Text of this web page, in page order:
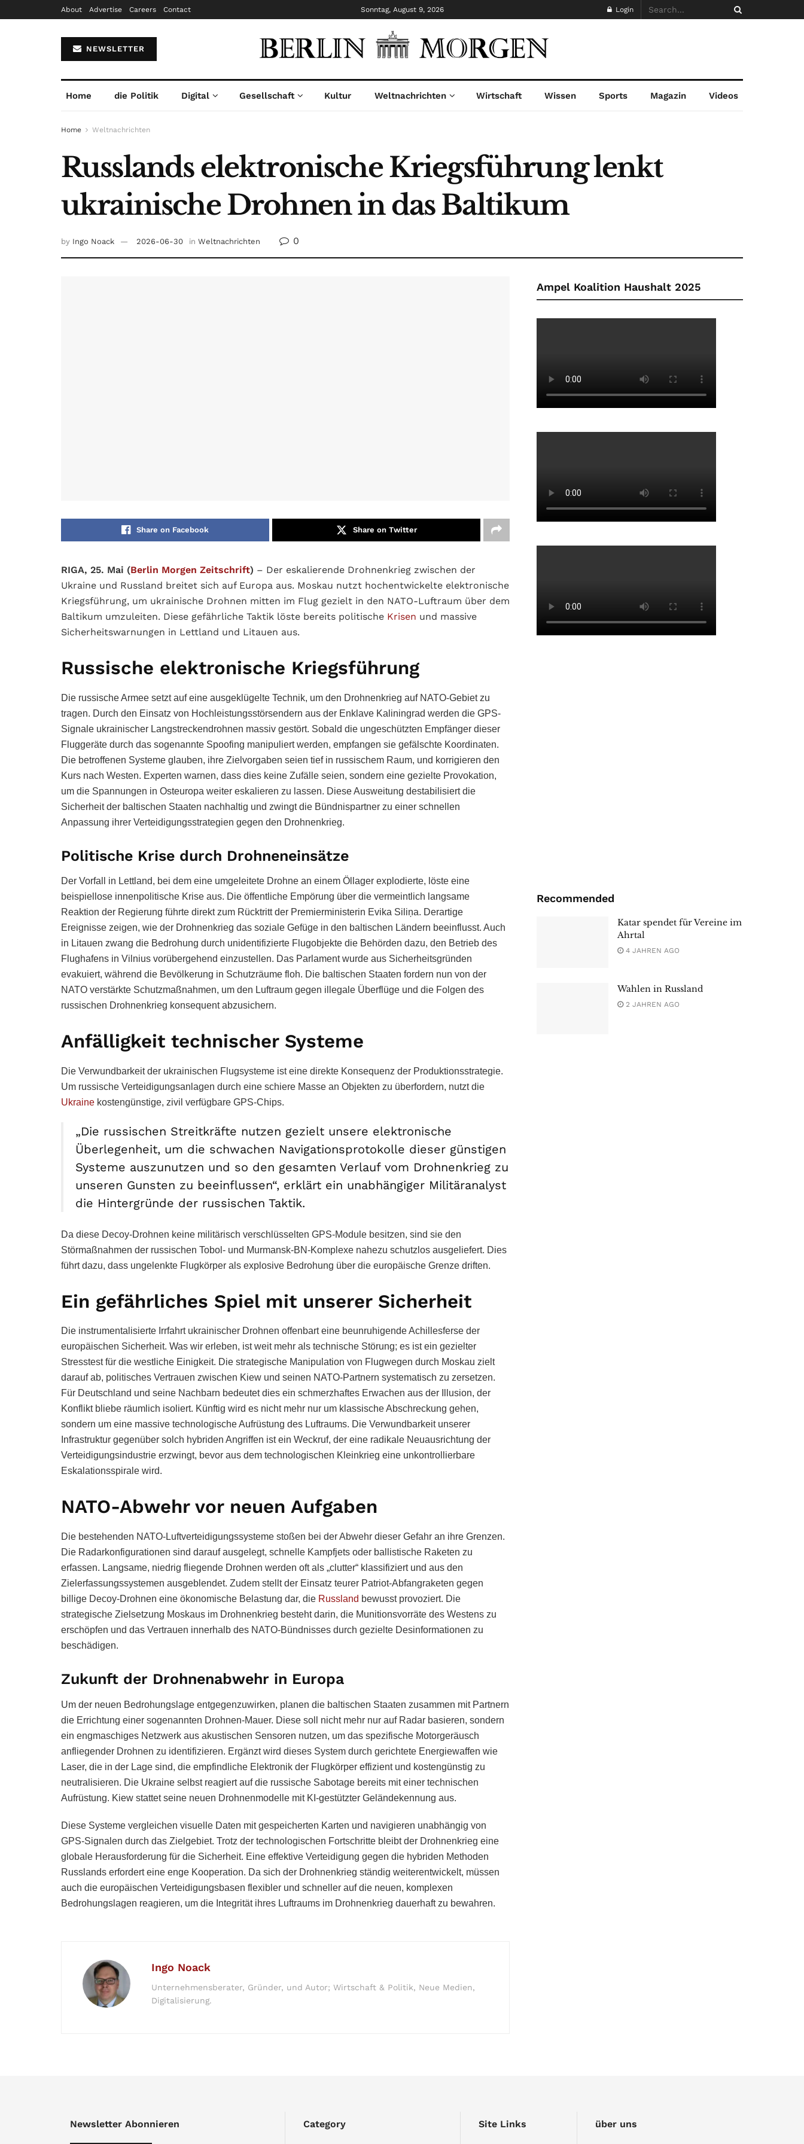
About Advertise Careers Contact Sonntag, August 9, 2026 Login
NEWSLETTER
Home die Politik Digital Gesellschaft Kultur Weltnachrichten Wirtschaft Wissen Sports Magazin Videos
Home Weltnachrichten
Russlands elektronische Kriegsführung lenkt
ukrainische Drohnen in das Baltikum
by Ingo Noack 2026-06-30 in Weltnachrichten 0
Share on Facebook Share on Twitter
RIGA, 25. Mai (Berlin Morgen Zeitschrift) – Der eskalierende Drohnenkrieg zwischen der
Ukraine und Russland breitet sich auf Europa aus. Moskau nutzt hochentwickelte elektronische
Kriegsführung, um ukrainische Drohnen mitten im Flug gezielt in den NATO-Luftraum über dem
Baltikum umzuleiten. Diese gefährliche Taktik löste bereits politische Krisen und massive
Sicherheitswarnungen in Lettland und Litauen aus.
Russische elektronische Kriegsführung
Die russische Armee setzt auf eine ausgeklügelte Technik, um den Drohnenkrieg auf NATO-Gebiet zu
tragen. Durch den Einsatz von Hochleistungsstörsendern aus der Enklave Kaliningrad werden die GPS-
Signale ukrainischer Langstreckendrohnen massiv gestört. Sobald die ungeschützten Empfänger dieser
Fluggeräte durch das sogenannte Spoofing manipuliert werden, empfangen sie gefälschte Koordinaten.
Die betroffenen Systeme glauben, ihre Zielvorgaben seien tief in russischem Raum, und korrigieren den
Kurs nach Westen. Experten warnen, dass dies keine Zufälle seien, sondern eine gezielte Provokation,
um die Spannungen in Osteuropa weiter eskalieren zu lassen. Diese Ausweitung destabilisiert die
Sicherheit der baltischen Staaten nachhaltig und zwingt die Bündnispartner zu einer schnellen
Anpassung ihrer Verteidigungsstrategien gegen den Drohnenkrieg.
Politische Krise durch Drohneneinsätze
Der Vorfall in Lettland, bei dem eine umgeleitete Drohne an einem Öllager explodierte, löste eine
beispiellose innenpolitische Krise aus. Die öffentliche Empörung über die vermeintlich langsame
Reaktion der Regierung führte direkt zum Rücktritt der Premierministerin Evika Siliņa. Derartige
Ereignisse zeigen, wie der Drohnenkrieg das soziale Gefüge in den baltischen Ländern beeinflusst. Auch
in Litauen zwang die Bedrohung durch unidentifizierte Flugobjekte die Behörden dazu, den Betrieb des
Flughafens in Vilnius vorübergehend einzustellen. Das Parlament wurde aus Sicherheitsgründen
evakuiert, während die Bevölkerung in Schutzräume floh. Die baltischen Staaten fordern nun von der
NATO verstärkte Schutzmaßnahmen, um den Luftraum gegen illegale Überflüge und die Folgen des
russischen Drohnenkrieg konsequent abzusichern.
Anfälligkeit technischer Systeme
Die Verwundbarkeit der ukrainischen Flugsysteme ist eine direkte Konsequenz der Produktionsstrategie.
Um russische Verteidigungsanlagen durch eine schiere Masse an Objekten zu überfordern, nutzt die
Ukraine kostengünstige, zivil verfügbare GPS-Chips.
„Die russischen Streitkräfte nutzen gezielt unsere elektronische
Überlegenheit, um die schwachen Navigationsprotokolle dieser günstigen
Systeme auszunutzen und so den gesamten Verlauf vom Drohnenkrieg zu
unseren Gunsten zu beeinflussen“, erklärt ein unabhängiger Militäranalyst
die Hintergründe der russischen Taktik.
Da diese Decoy-Drohnen keine militärisch verschlüsselten GPS-Module besitzen, sind sie den
Störmaßnahmen der russischen Tobol- und Murmansk-BN-Komplexe nahezu schutzlos ausgeliefert. Dies
führt dazu, dass ungelenkte Flugkörper als explosive Bedrohung über die europäische Grenze driften.
Ein gefährliches Spiel mit unserer Sicherheit
Die instrumentalisierte Irrfahrt ukrainischer Drohnen offenbart eine beunruhigende Achillesferse der
europäischen Sicherheit. Was wir erleben, ist weit mehr als technische Störung; es ist ein gezielter
Stresstest für die westliche Einigkeit. Die strategische Manipulation von Flugwegen durch Moskau zielt
darauf ab, politisches Vertrauen zwischen Kiew und seinen NATO-Partnern systematisch zu zersetzen.
Für Deutschland und seine Nachbarn bedeutet dies ein schmerzhaftes Erwachen aus der Illusion, der
Konflikt bliebe räumlich isoliert. Künftig wird es nicht mehr nur um klassische Abschreckung gehen,
sondern um eine massive technologische Aufrüstung des Luftraums. Die Verwundbarkeit unserer
Infrastruktur gegenüber solch hybriden Angriffen ist ein Weckruf, der eine radikale Neuausrichtung der
Verteidigungsindustrie erzwingt, bevor aus dem technologischen Kleinkrieg eine unkontrollierbare
Eskalationsspirale wird.
NATO-Abwehr vor neuen Aufgaben
Die bestehenden NATO-Luftverteidigungssysteme stoßen bei der Abwehr dieser Gefahr an ihre Grenzen.
Die Radarkonfigurationen sind darauf ausgelegt, schnelle Kampfjets oder ballistische Raketen zu
erfassen. Langsame, niedrig fliegende Drohnen werden oft als „clutter“ klassifiziert und aus den
Zielerfassungssystemen ausgeblendet. Zudem stellt der Einsatz teurer Patriot-Abfangraketen gegen
billige Decoy-Drohnen eine ökonomische Belastung dar, die Russland bewusst provoziert. Die
strategische Zielsetzung Moskaus im Drohnenkrieg besteht darin, die Munitionsvorräte des Westens zu
erschöpfen und das Vertrauen innerhalb des NATO-Bündnisses durch gezielte Desinformationen zu
beschädigen.
Zukunft der Drohnenabwehr in Europa
Um der neuen Bedrohungslage entgegenzuwirken, planen die baltischen Staaten zusammen mit Partnern
die Errichtung einer sogenannten Drohnen-Mauer. Diese soll nicht mehr nur auf Radar basieren, sondern
ein engmaschiges Netzwerk aus akustischen Sensoren nutzen, um das spezifische Motorgeräusch
anfliegender Drohnen zu identifizieren. Ergänzt wird dieses System durch gerichtete Energiewaffen wie
Laser, die in der Lage sind, die empfindliche Elektronik der Flugkörper effizient und kostengünstig zu
neutralisieren. Die Ukraine selbst reagiert auf die russische Sabotage bereits mit einer technischen
Aufrüstung. Kiew stattet seine neuen Drohnenmodelle mit KI-gestützter Geländekennung aus.
Diese Systeme vergleichen visuelle Daten mit gespeicherten Karten und navigieren unabhängig von
GPS-Signalen durch das Zielgebiet. Trotz der technologischen Fortschritte bleibt der Drohnenkrieg eine
globale Herausforderung für die Sicherheit. Eine effektive Verteidigung gegen die hybriden Methoden
Russlands erfordert eine enge Kooperation. Da sich der Drohnenkrieg ständig weiterentwickelt, müssen
auch die europäischen Verteidigungsbasen flexibler und schneller auf die neuen, komplexen
Bedrohungslagen reagieren, um die Integrität ihres Luftraums im Drohnenkrieg dauerhaft zu bewahren.
Ingo Noack
Unternehmensberater, Gründer, und Autor; Wirtschaft & Politik, Neue Medien,
Digitalisierung.
Ampel Koalition Haushalt 2025
Recommended
Katar spendet für Vereine im
Ahrtal
4 JAHREN AGO
Wahlen in Russland
2 JAHREN AGO
Newsletter Abonnieren Category Site Links über uns